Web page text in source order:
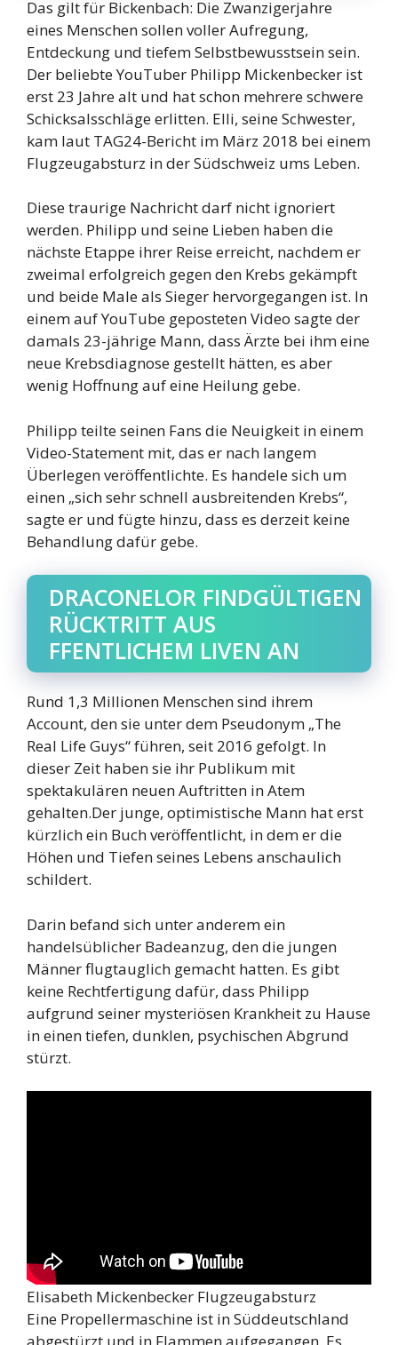
Das gilt für Bickenbach: Die Zwanzigerjahre
eines Menschen sollen voller Aufregung,
Entdeckung und tiefem Selbstbewusstsein sein.
Der beliebte YouTuber Philipp Mickenbecker ist
erst 23 Jahre alt und hat schon mehrere schwere
Schicksalsschläge erlitten. Elli, seine Schwester,
kam laut TAG24-Bericht im März 2018 bei einem
Flugzeugabsturz in der Südschweiz ums Leben.
Diese traurige Nachricht darf nicht ignoriert
werden. Philipp und seine Lieben haben die
nächste Etappe ihrer Reise erreicht, nachdem er
zweimal erfolgreich gegen den Krebs gekämpft
und beide Male als Sieger hervorgegangen ist. In
einem auf YouTube geposteten Video sagte der
damals 23-jährige Mann, dass Ärzte bei ihm eine
neue Krebsdiagnose gestellt hätten, es aber
wenig Hoffnung auf eine Heilung gebe.
Philipp teilte seinen Fans die Neuigkeit in einem
Video-Statement mit, das er nach langem
Überlegen veröffentlichte. Es handele sich um
einen „sich sehr schnell ausbreitenden Krebs“,
sagte er und fügte hinzu, dass es derzeit keine
Behandlung dafür gebe.
DRACONELOR FINDGÜLTIGEN
RÜCKTRITT AUS
FFENTLICHEM LIVEN AN
Rund 1,3 Millionen Menschen sind ihrem
Account, den sie unter dem Pseudonym „The
Real Life Guys“ führen, seit 2016 gefolgt. In
dieser Zeit haben sie ihr Publikum mit
spektakulären neuen Auftritten in Atem
gehalten.Der junge, optimistische Mann hat erst
kürzlich ein Buch veröffentlicht, in dem er die
Höhen und Tiefen seines Lebens anschaulich
schildert.
Darin befand sich unter anderem ein
handelsüblicher Badeanzug, den die jungen
Männer flugtauglich gemacht hatten. Es gibt
keine Rechtfertigung dafür, dass Philipp
aufgrund seiner mysteriösen Krankheit zu Hause
in einen tiefen, dunklen, psychischen Abgrund
stürzt.
Elisabeth Mickenbecker Flugzeugabsturz
Eine Propellermaschine ist in Süddeutschland
abgestürzt und in Flammen aufgegangen. Es